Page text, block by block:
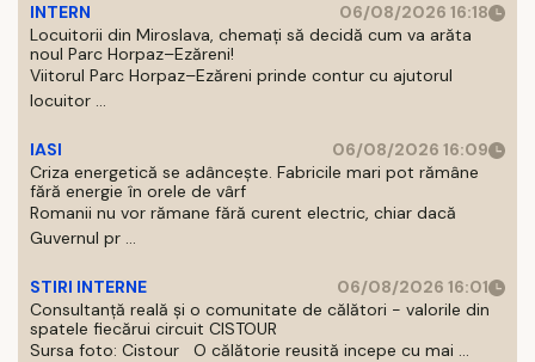
INTERN
06/08/2026 16:18
Locuitorii din Miroslava, chemați să decidă cum va arăta
noul Parc Horpaz–Ezăreni!
Viitorul Parc Horpaz–Ezăreni prinde contur cu ajutorul
locuitor ...
IASI
06/08/2026 16:09
Criza energetică se adâncește. Fabricile mari pot rămâne
fără energie în orele de vârf
Romanii nu vor rămane fără curent electric, chiar dacă
Guvernul pr ...
STIRI INTERNE
06/08/2026 16:01
Consultanță reală și o comunitate de călători - valorile din
spatele fiecărui circuit CISTOUR
Sursa foto: Cistour O călătorie reusită incepe cu mai ...